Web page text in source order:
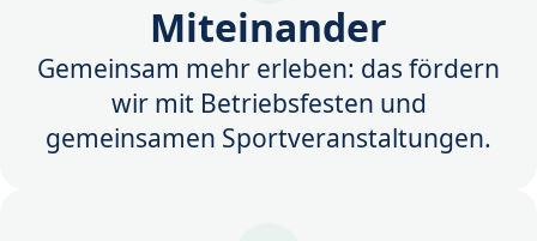
Miteinander
Gemeinsam mehr erleben: das fördern
wir mit Betriebsfesten und
gemeinsamen Sportveranstaltungen.